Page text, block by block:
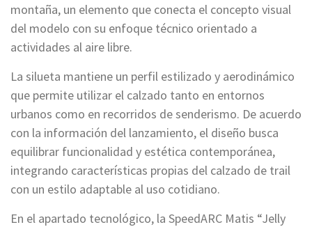
montaña, un elemento que conecta el concepto visual
del modelo con su enfoque técnico orientado a
actividades al aire libre.
La silueta mantiene un perfil estilizado y aerodinámico
que permite utilizar el calzado tanto en entornos
urbanos como en recorridos de senderismo. De acuerdo
con la información del lanzamiento, el diseño busca
equilibrar funcionalidad y estética contemporánea,
integrando características propias del calzado de trail
con un estilo adaptable al uso cotidiano.
En el apartado tecnológico, la SpeedARC Matis “Jelly